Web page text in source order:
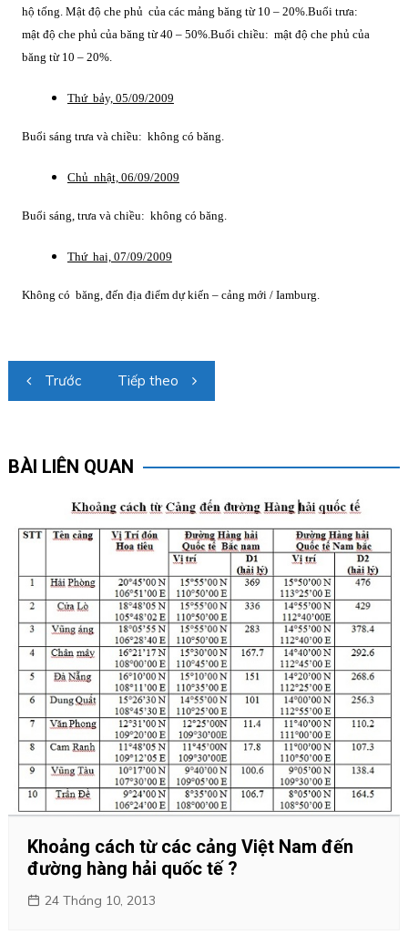
hộ tống. Mật độ che phủ của các mảng băng từ 10 – 20%.Buổi trưa:
mật độ che phủ của băng từ 40 – 50%.Buổi chiều: mật độ che phủ của
băng từ 10 – 20%.
Thứ bảy, 05/09/2009
Buổi sáng trưa và chiều: không có băng.
Chủ nhật, 06/09/2009
Buổi sáng, trưa và chiều: không có băng.
Thứ hai, 07/09/2009
Không có băng, đến địa điểm dự kiến – cảng mới / Iamburg.
Điều
hướng
viết
Trước Tiếp theo
BÀI LIÊN QUAN
Khoảng cách từ các cảng Việt Nam đến
đường hàng hải quốc tế ?
24 Tháng 10, 2013